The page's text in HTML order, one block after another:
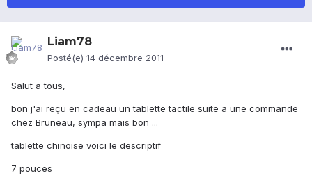
Liam78
Posté(e) 14 décembre 2011
Salut a tous,
bon j'ai reçu en cadeau un tablette tactile suite a une commande
chez Bruneau, sympa mais bon ...
tablette chinoise voici le descriptif
7 pouces